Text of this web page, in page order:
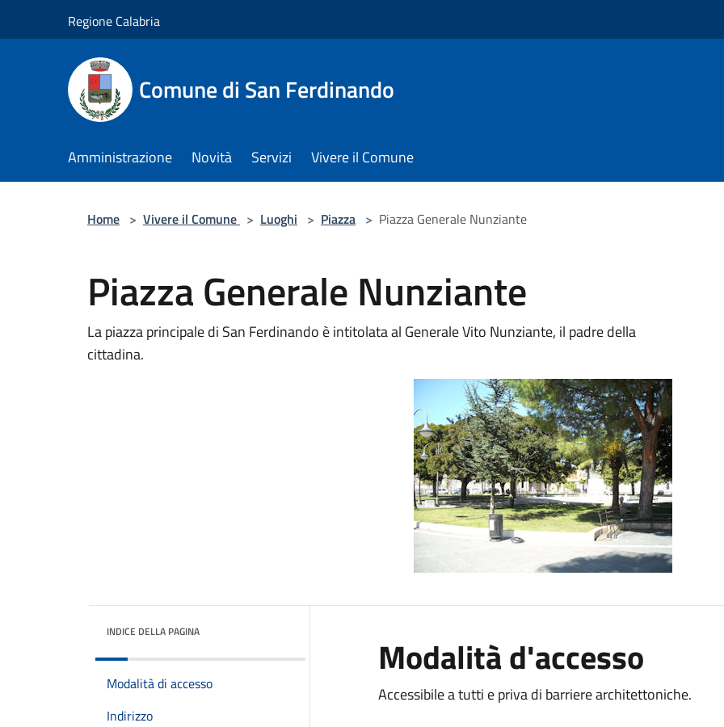
Regione Calabria
Comune di San Ferdinando
Amministrazione Novità Servizi Vivere il Comune
Home > Vivere il Comune > Luoghi > Piazza > Piazza Generale Nunziante
Piazza Generale Nunziante
La piazza principale di San Ferdinando è intitolata al Generale Vito Nunziante, il padre della
cittadina.
INDICE DELLA PAGINA
Modalità di accesso
Indirizzo
Modalità d'accesso
Accessibile a tutti e priva di barriere architettoniche.